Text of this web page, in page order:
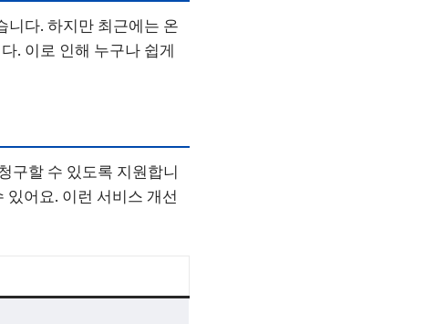
니다. 하지만 최근에는 온
. 이로 인해 누구나 쉽게
구할 수 있도록 지원합니
있어요. 이런 서비스 개선